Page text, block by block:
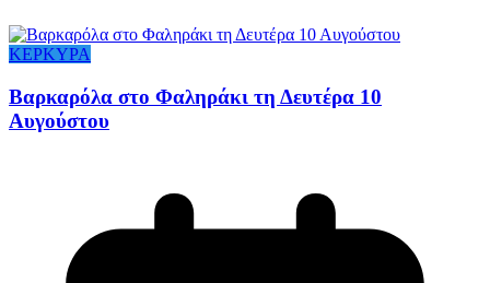
ΚΕΡΚΥΡΑ
Βαρκαρόλα στο Φαληράκι τη Δευτέρα 10
Αυγούστου